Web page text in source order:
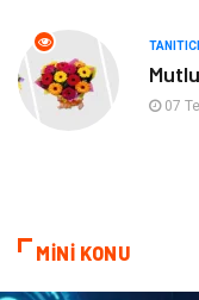
Aksesuar
Hediyelik Eşya 07
MİNİ KONU